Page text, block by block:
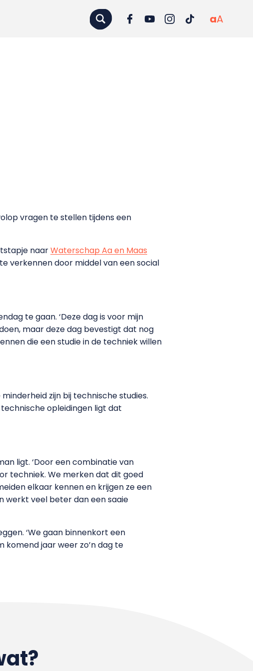
aA
vragen te stellen tijdens een
naarWaterschap Aa en Maas
verkennen door middel van een social
te gaan. ‘Deze dag is voor mijn
maar deze dag bevestigt dat nog
die een studie in de techniek willen
zijn bij technische studies.
opleidingen ligt dat
ligt. ‘Door een combinatie van
techniek. We merken dat dit goed
elkaar kennen en krijgen ze een
werkt veel beter dan een saaie
‘We gaan binnenkort een
jaar weer zo’n dag te